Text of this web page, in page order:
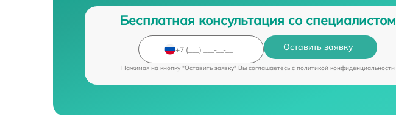
Бесплатная консультация со специалистом
Оставить заявку
Нажимая на кнопку "Оставить заявку" Вы соглашаетесь c политикой конфиденциальности